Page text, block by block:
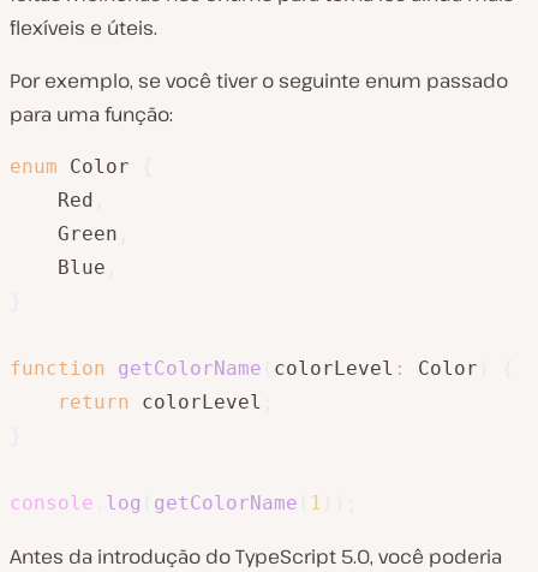
flexíveis e úteis.
Por exemplo, se você tiver o seguinte enum passado
para uma função:
enum Color
    Red
    Green
    Blue
function getColorName colorLevel : Color
return colorLevel
console log getColorName 1
Antes da introdução do TypeScript 5.0, você poderia